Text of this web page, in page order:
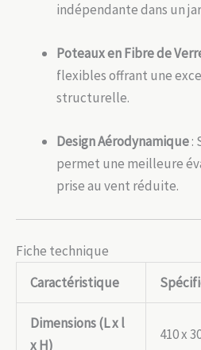
indépendante dans un
Poteaux en Fibre de
flexibles offrant une
structurelle.
Design Aérodynamique:
permet une meilleure
prise au vent réduite.
Fiche technique
Caractéristique
Dimensions (L x l
x H)
410 x